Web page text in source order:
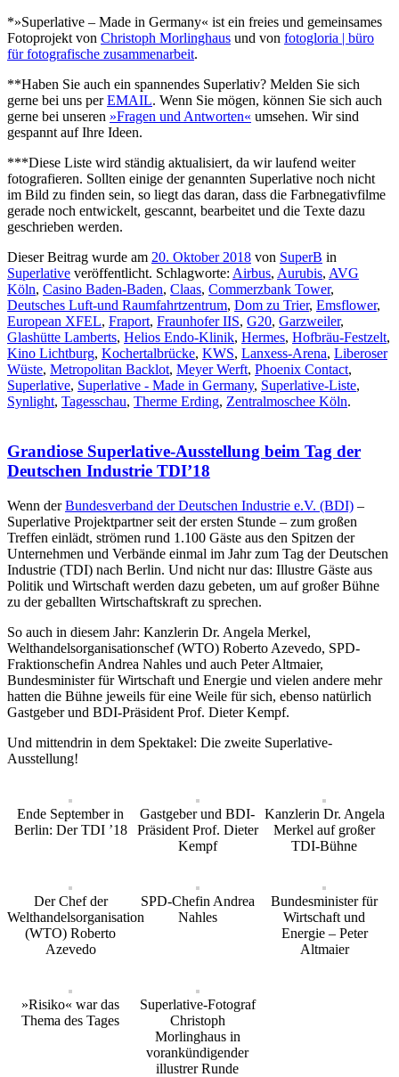
*»Superlative – Made in Germany« ist ein freies und gemeinsames
Fotoprojekt von Christoph Morlinghaus und von fotogloria | büro
für fotografische zusammenarbeit.
**Haben Sie auch ein spannendes Superlativ? Melden Sie sich
gerne bei uns perEMAIL. Wenn Sie mögen, können Sie sich auch
gerne bei unseren »Fragen und Antworten« umsehen. Wir sind
gespannt auf Ihre Ideen.
***Diese Liste wird ständig aktualisiert, da wir laufend weiter
fotografieren. Sollten einige der genannten Superlative noch nicht
im Bild zu finden sein, so liegt das daran, dass die Farbnegativfilme
gerade noch entwickelt, gescannt, bearbeitet und die Texte dazu
geschrieben werden.
Dieser Beitrag wurde am 20. Oktober 2018 von SuperB in
Superlative veröffentlicht. Schlagworte: Airbus, Aurubis, AVG
Köln, Casino Baden-Baden, Claas, Commerzbank Tower,
Deutsches Luft-und Raumfahrtzentrum, Dom zu Trier, Emsflower,
European XFEL, Fraport, Fraunhofer IIS, G20, Garzweiler,
Glashütte Lamberts, Helios Endo-Klinik, Hermes, Hofbräu-Festzelt,
Kino Lichtburg, Kochertalbrücke, KWS, Lanxess-Arena, Liberoser
Wüste, Metropolitan Backlot, Meyer Werft, Phoenix Contact,
Superlative, Superlative - Made in Germany, Superlative-Liste,
Synlight, Tagesschau, Therme Erding, Zentralmoschee Köln.
Grandiose Superlative-Ausstellung beim Tag der
Deutschen Industrie TDI’18
Wenn derBundesverband der Deutschen Industrie e.V. (BDI) –
Superlative Projektpartner seit der ersten Stunde – zum großen
Treffen einlädt, strömen rund 1.100 Gäste aus den Spitzen der
Unternehmen und Verbände einmal im Jahr zum Tag der Deutschen
Industrie (TDI) nach Berlin. Und nicht nur das: Illustre Gäste aus
Politik und Wirtschaft werden dazu gebeten, um auf großer Bühne
zu der geballten Wirtschaftskraft zu sprechen.
So auch in diesem Jahr: Kanzlerin Dr. Angela Merkel,
Welthandelsorganisationschef (WTO) Roberto Azevedo, SPD-
Fraktionschefin Andrea Nahles und auch Peter Altmaier,
Bundesminister für Wirtschaft und Energie und vielen andere mehr
hatten die Bühne jeweils für eine Weile für sich, ebenso natürlich
Gastgeber und BDI-Präsident Prof. Dieter Kempf.
Und mittendrin in dem Spektakel: Die zweite Superlative-
Ausstellung!
Ende September in
Berlin: Der TDI ’18
Gastgeber und BDI-
Präsident Prof. Dieter
Kempf
Kanzlerin Dr. Angela
Merkel auf großer
TDI-Bühne
Der Chef der
Welthandelsorganisation
(WTO) Roberto
Azevedo
SPD-Chefin Andrea
Nahles
Bundesminister für
Wirtschaft und
Energie – Peter
Altmaier
»Risiko« war das
Thema des Tages
Superlative-Fotograf
Christoph
Morlinghaus in
vorankündigender
illustrer Runde